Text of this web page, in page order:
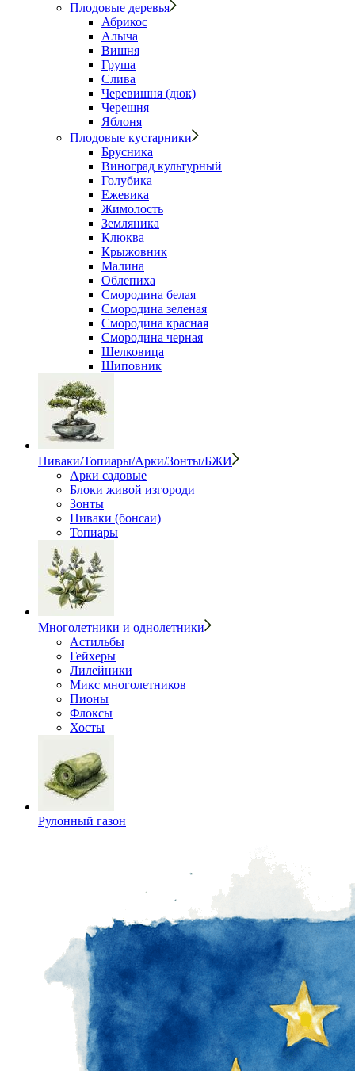
Плодовые деревья
Абрикос
Алыча
Вишня
Груша
Слива
Черевишня (дюк)
Черешня
Яблоня
Плодовые кустарники
Брусника
Виноград культурный
Голубика
Ежевика
Жимолость
Земляника
Клюква
Крыжовник
Малина
Облепиха
Смородина белая
Смородина зеленая
Смородина красная
Смородина черная
Шелковица
Шиповник
Ниваки/Топиары/Арки/Зонты/БЖИ
Арки садовые
Блоки живой изгороди
Зонты
Ниваки (бонсаи)
Топиары
Многолетники и однолетники
Астильбы
Гейхеры
Лилейники
Микс многолетников
Пионы
Флоксы
Хосты
Рулонный газон